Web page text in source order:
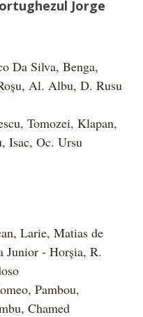
Jorge
Da Silva, Benga,
Al. Albu, D. Rusu
Tomozei, Klapan,
Isac, Oc. Ursu
Larie, Matias de
Junior - Horșia, R.
Pambou,
Chamed